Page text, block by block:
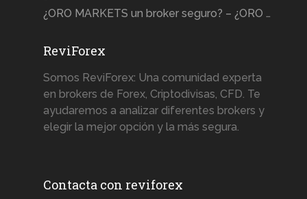
¿ORO MARKETS un broker seguro? – ¿ORO …
ReviForex
Somos ReviForex: Una comunidad experta
en brokers de Forex, Criptodivisas, CFD. Te
ayudaremos a analizar diferentes brokers y
elegir la mejor opción y la más segura.
Contacta con reviforex